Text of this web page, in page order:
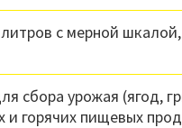
с мерной
сбора урожая (ягод,
горячих пищевых